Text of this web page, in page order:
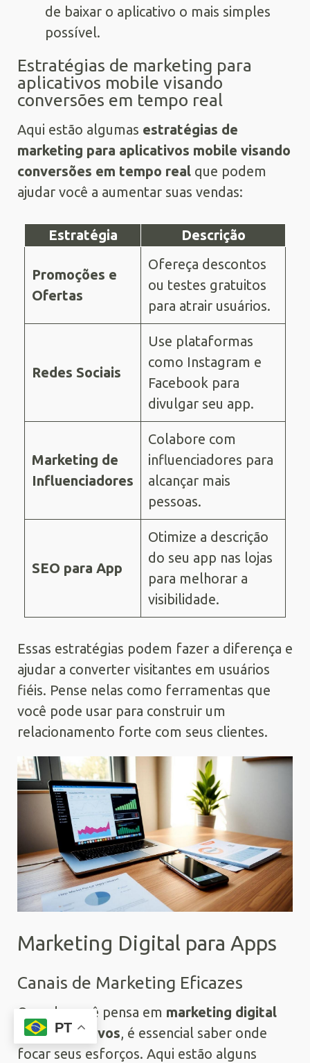
de baixar o aplicativo o mais simples
possível.
Estratégias de marketing para
aplicativos mobile visando
conversões em tempo real
Aqui estão algumas estratégias de
marketing para aplicativos mobile visando
conversões em tempo real que podem
ajudar você a aumentar suas vendas:
Estratégia Descrição
Promoções e
Ofertas
Ofereça descontos
ou testes gratuitos
para atrair usuários.
Redes Sociais
Use plataformas
como Instagram e
Facebook para
divulgar seu app.
Marketing de
Influenciadores
Colabore com
influenciadores para
alcançar mais
pessoas.
SEO para App
Otimize a descrição
do seu app nas lojas
para melhorar a
visibilidade.
Essas estratégias podem fazer a diferença e
ajudar a converter visitantes em usuários
fiéis. Pense nelas como ferramentas que
você pode usar para construir um
relacionamento forte com seus clientes.
Marketing Digital para Apps
Canais de Marketing Eficazes
Quando você pensa em marketing digital
para aplicativos, é essencial saber onde
focar seus esforços. Aqui estão alguns
PT